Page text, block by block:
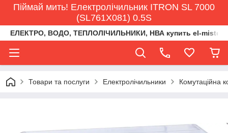
Піймай мить! Електролічильник ITRON SL 7000
(SL761X081) 0.5S
ЕЛЕКТРО, ВОДО, ТЕПЛОЛІЧИЛЬНИКИ, НВА купить el-
Товари та послуги Електролічильники Комутаційна